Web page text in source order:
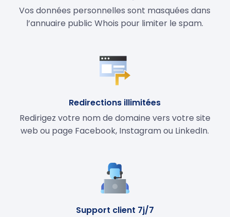
Vos données personnelles sont masquées dans
l’annuaire public Whois pour limiter le spam.
Redirections illimitées
Redirigez votre nom de domaine vers votre site
web ou page Facebook, Instagram ou LinkedIn.
Support client 7j/7